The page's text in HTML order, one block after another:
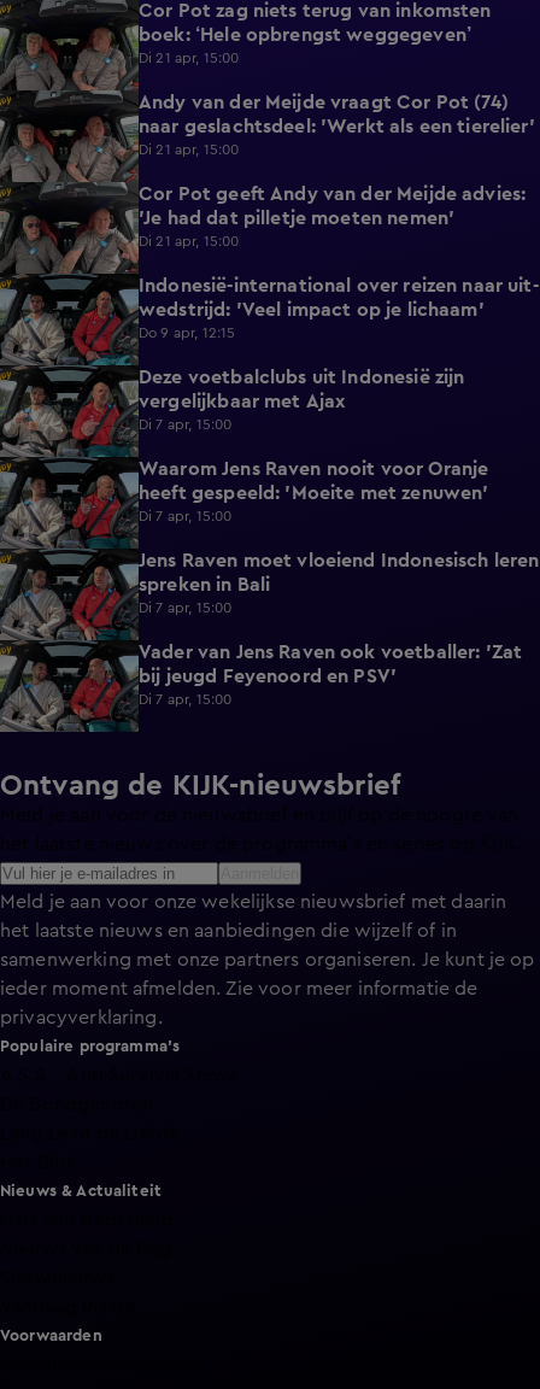
1:22
Cor Pot zag niets terug van inkomsten
boek: ‘Hele opbrengst weggegeven’
Di 21 apr, 15:00
0:45
Andy van der Meijde vraagt Cor Pot (74)
naar geslachtsdeel: 'Werkt als een tierelier'
Di 21 apr, 15:00
0:33
Cor Pot geeft Andy van der Meijde advies:
'Je had dat pilletje moeten nemen'
Di 21 apr, 15:00
1:09
Indonesië-international over reizen naar uit-
wedstrijd: 'Veel impact op je lichaam'
Do 9 apr, 12:15
1:17
Deze voetbalclubs uit Indonesië zijn
vergelijkbaar met Ajax
Di 7 apr, 15:00
0:56
Waarom Jens Raven nooit voor Oranje
heeft gespeeld: 'Moeite met zenuwen'
Di 7 apr, 15:00
0:31
Jens Raven moet vloeiend Indonesisch leren
spreken in Bali
Di 7 apr, 15:00
0:43
Vader van Jens Raven ook voetballer: 'Zat
bij jeugd Feyenoord en PSV'
Di 7 apr, 15:00
Ontvang de KIJK-nieuwsbrief
Meld je aan voor onze wekelijkse nieuwsbrief met daarin
het laatste nieuws en aanbiedingen die wijzelf of in
samenwerking met onze partners organiseren. Je kunt je op
ieder moment afmelden. Zie voor meer informatie de
privacyverklaring.
Populaire programma's
Nieuws & Actualiteit
Voorwaarden